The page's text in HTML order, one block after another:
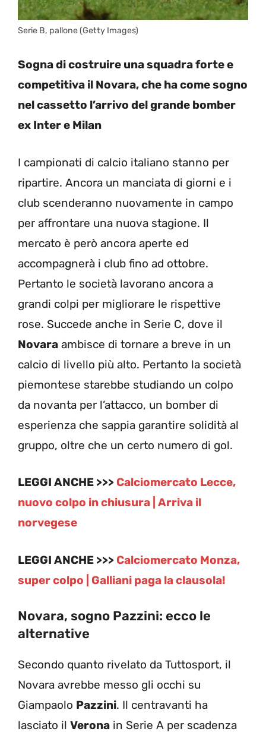
Serie B, pallone (Getty Images)
Sogna di costruire una squadra forte e
competitiva il Novara, che ha come sogno
nel cassetto l’arrivo del grande bomber
ex Inter e Milan
I campionati di calcio italiano stanno per
ripartire. Ancora un manciata di giorni e i
club scenderanno nuovamente in campo
per affrontare una nuova stagione. Il
mercato è però ancora aperte ed
accompagnerà i club fino ad ottobre.
Pertanto le società lavorano ancora a
grandi colpi per migliorare le rispettive
rose. Succede anche in Serie C, dove il
Novara ambisce di tornare a breve in un
calcio di livello più alto. Pertanto la società
piemontese starebbe studiando un colpo
da novanta per l’attacco, un bomber di
esperienza che sappia garantire solidità al
gruppo, oltre che un certo numero di gol.
LEGGI ANCHE >>> Calciomercato Lecce,
nuovo colpo in chiusura | Arriva il
norvegese
LEGGI ANCHE >>> Calciomercato Monza,
super colpo | Galliani paga la clausola!
Novara, sogno Pazzini: ecco le
alternative
Secondo quanto rivelato da Tuttosport, il
Novara avrebbe messo gli occhi su
Giampaolo Pazzini. Il centravanti ha
lasciato il Verona in Serie A per scadenza